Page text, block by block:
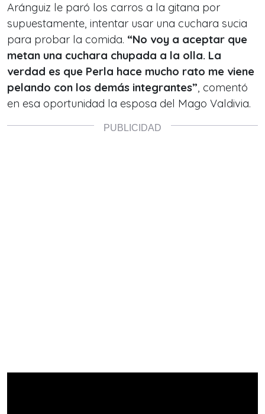
Aránguiz le paró los carros a la gitana por
supuestamente, intentar usar una cuchara sucia
para probar la comida. “No voy a aceptar que
metan una cuchara chupada a la olla. La
verdad es que Perla hace mucho rato me viene
pelando con los demás integrantes”, comentó
en esa oportunidad la esposa del Mago Valdivia.